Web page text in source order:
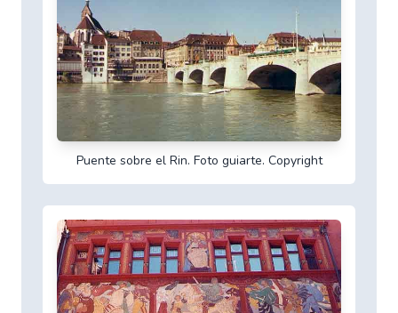
Puente sobre el Rin. Foto guiarte. Copyright